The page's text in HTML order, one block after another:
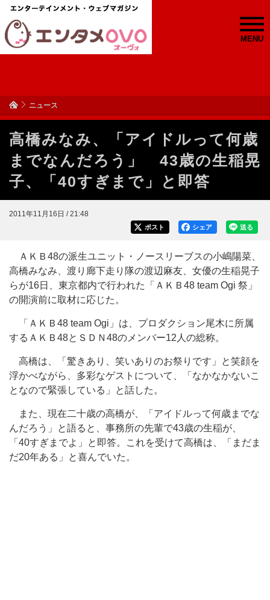
MENU
ニュース
高橋みなみ、「アイドルって何歳
までなんだろう」 43歳の生稲晃
子、「40すぎまで」と即答
2011年11月16日 / 21:48
送る
シェア
ポスト
ＡＫＢ48の派生ユニット・ノースリーブスの小嶋陽菜、
高橋みなみ、渡り廊下走り隊の渡辺麻友、女優の生稲晃子
らが16日、東京都内で行われた「ＡＫＢ48 team Ogi 祭」
の開演前に取材に応じた。
「ＡＫＢ48 team Ogi」は、プロダクション尾木に所属
するＡＫＢ48とＳＤＮ48のメンバー12人の総称。
高橋は、「驚きあり、笑いありのお祭りです」と笑顔を
浮かべながら、多彩なゲストについて、「なかなかないこ
となので緊張している」と話した。
また、現在二十歳の高橋が、「アイドルって何歳までな
んだろう」と語ると、事務所の先輩で43歳の生稲が、
「40すぎまでよ」と即答。これを受けて高橋は、「まだま
だ20年ある」と喜んでいた。